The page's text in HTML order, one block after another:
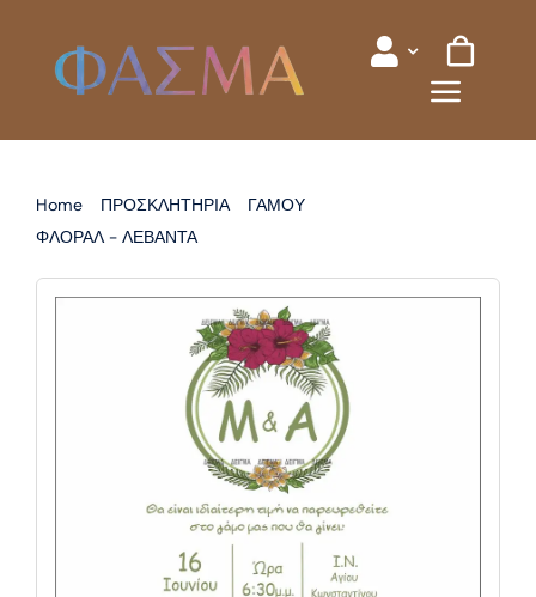
content
Home ΠΡΟΣΚΛΗΤΗΡΙΑ
ΓΑΜΟΥ
ΦΛΟΡΑΛ - ΛΕΒΑΝΤΑ